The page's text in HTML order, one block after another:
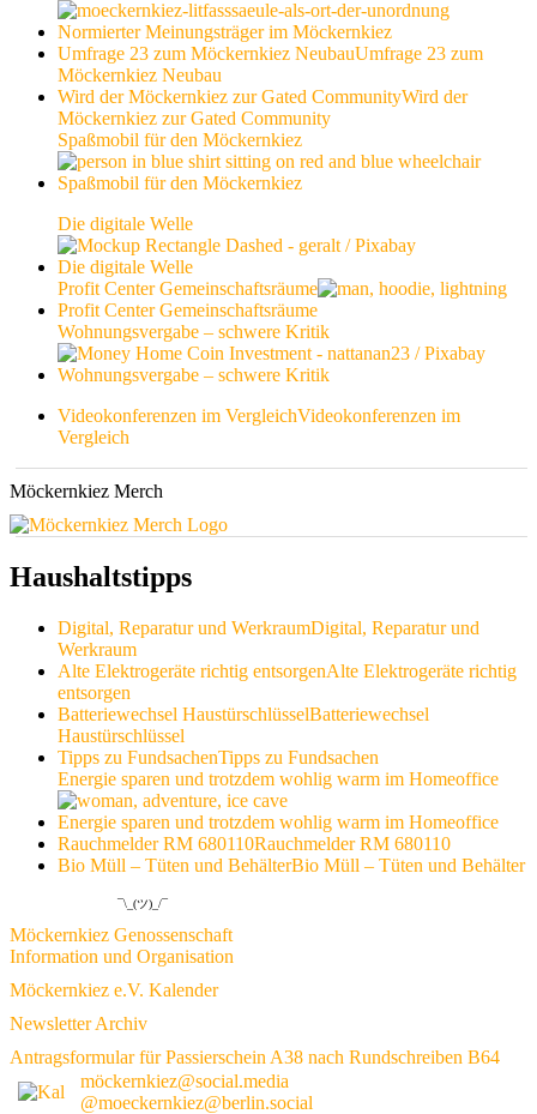
Normierter Meinungsträger im Möckernkiez
Umfrage 23 zum Möckernkiez NeubauUmfrage 23 zum
Möckernkiez Neubau
Wird der Möckernkiez zur Gated CommunityWird der
Möckernkiez zur Gated Community
Spaßmobil für den Möckernkiez
Spaßmobil für den Möckernkiez
Die digitale Welle
Die digitale Welle
Profit Center Gemeinschaftsräume
Profit Center Gemeinschaftsräume
Wohnungsvergabe – schwere Kritik
Wohnungsvergabe – schwere Kritik
Videokonferenzen im VergleichVideokonferenzen im
Vergleich
Möckernkiez Merch
Haushaltstipps
Digital, Reparatur und WerkraumDigital, Reparatur und
Werkraum
Alte Elektrogeräte richtig entsorgenAlte Elektrogeräte richtig
entsorgen
Batteriewechsel HaustürschlüsselBatteriewechsel
Haustürschlüssel
Tipps zu FundsachenTipps zu Fundsachen
Energie sparen und trotzdem wohlig warm im Homeoffice
Energie sparen und trotzdem wohlig warm im Homeoffice
Rauchmelder RM 680110Rauchmelder RM 680110
Bio Müll – Tüten und BehälterBio Müll – Tüten und Behälter
¯\_(ツ)_/¯
Möckernkiez Genossenschaft
Information und Organisation
Möckernkiez e.V. Kalender
Newsletter Archiv
Antragsformular für Passierschein A38 nach Rundschreiben B64
möckernkiez@social.media
@moeckernkiez@berlin.social